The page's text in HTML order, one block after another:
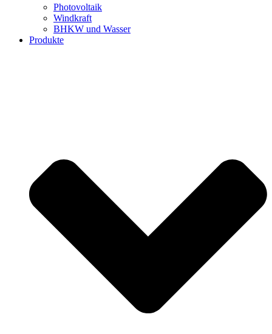
Photovoltaik
Windkraft
BHKW und Wasser
Produkte